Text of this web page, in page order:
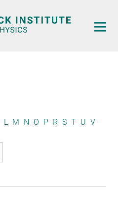
L M N O P R S T U V